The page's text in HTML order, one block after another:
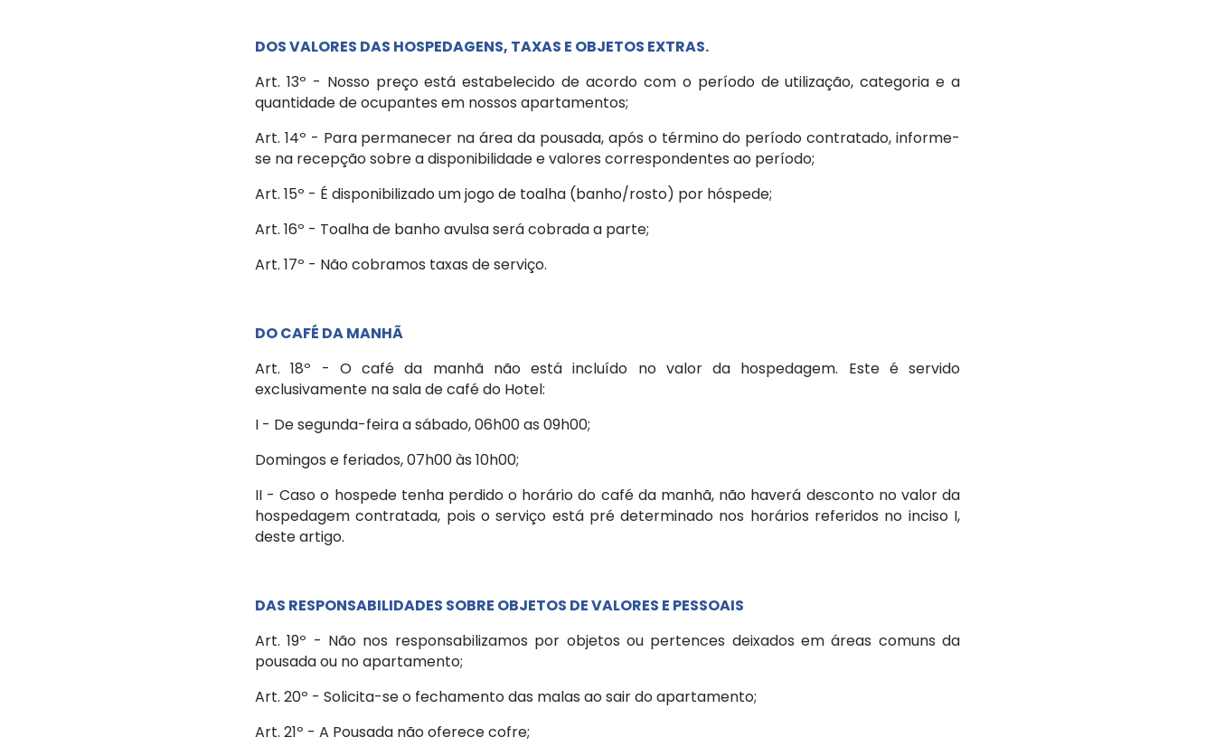
DOS VALORES DAS HOSPEDAGENS, TAXAS E OBJETOS EXTRAS.
Art. 13º - Nosso preço está estabelecido de acordo com o período de utilização, categoria e a
quantidade de ocupantes em nossos apartamentos;
Art. 14º - Para permanecer na área da pousada, após o término do período contratado, informe-
se na recepção sobre a disponibilidade e valores correspondentes ao período;
Art. 15º - É disponibilizado um jogo de toalha (banho/rosto) por hóspede;
Art. 16º - Toalha de banho avulsa será cobrada a parte;
Art. 17º - Não cobramos taxas de serviço.
DO CAFÉ DA MANHÃ
Art. 18º - O café da manhã não está incluído no valor da hospedagem. Este é servido
exclusivamente na sala de café do Hotel:
I - De segunda-feira a sábado, 06h00 as 09h00;
Domingos e feriados, 07h00 às 10h00;
II - Caso o hospede tenha perdido o horário do café da manhã, não haverá desconto no valor da
hospedagem contratada, pois o serviço está pré determinado nos horários referidos no inciso I,
deste artigo.
DAS RESPONSABILIDADES SOBRE OBJETOS DE VALORES E PESSOAIS
Art. 19º - Não nos responsabilizamos por objetos ou pertences deixados em áreas comuns da
pousada ou no apartamento;
Art. 20º - Solicita-se o fechamento das malas ao sair do apartamento;
Art. 21º - A Pousada não oferece cofre;